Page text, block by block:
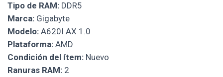
Tipo de RAM: DDR5
Marca: Gigabyte
Modelo: A620I AX 1.0
Plataforma: AMD
Condición del ítem: Nuevo
Ranuras RAM: 2